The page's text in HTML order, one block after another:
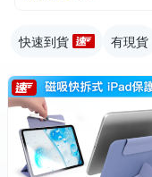
快速到貨 有現貨